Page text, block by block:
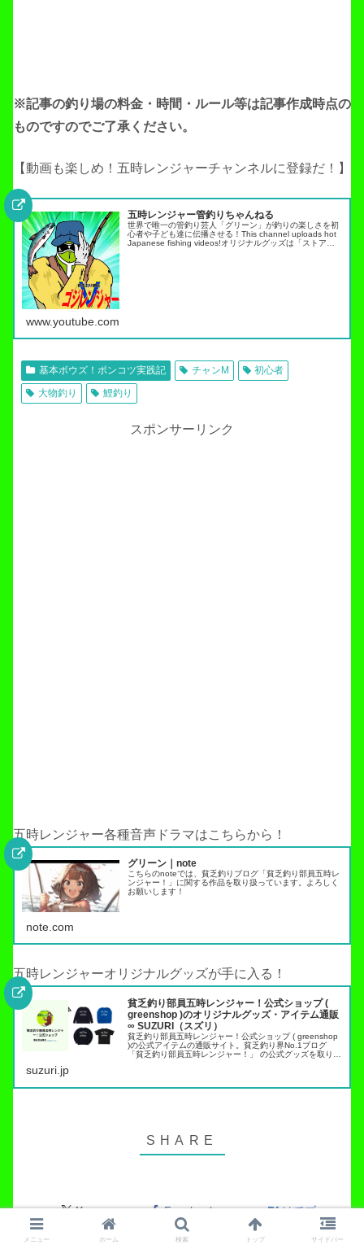
※記事の釣り場の料金・時間・ルール等は記事作成時点の
ものですのでご了承ください。
【動画も楽しめ！五時レンジャーチャンネルに登録だ！】
五時レンジャー管釣りちゃんねる
世界で唯一の管釣り芸人「グリーン」が釣りの楽しさを初
心者や子ども達に伝播させる！This channel uploads hot
Japanese fishing videos!オリジナルグッズは「ストア」
www.youtube.com
基本ボウズ！ポンコツ実践記 チャンM
初心者
大物釣り
鯉釣り
スポンサーリンク
五時レンジャー各種音声ドラマはこちらから！
グリーン｜note
こちらのnoteでは、貧乏釣りブログ「貧乏釣り部員五時レ
ンジャー！」に関する作品を取り扱っています。よろしく
お願いします！
note.com
五時レンジャーオリジナルグッズが手に入る！
貧乏釣り部員五時レンジャー！公式ショップ (
greenshop )のオリジナルグッズ・アイテム通販
∞ SUZURI（スズリ）
貧乏釣り部員五時レンジャー！公式ショップ ( greenshop
)の公式アイテムの通販サイト。貧乏釣り界No.1ブログ
「貧乏釣り部員五時レンジャー！」 の公式グッズを取り扱
suzuri.jp
X Facebook はてブ
メニュー ホーム 検索 トップ サイドバー